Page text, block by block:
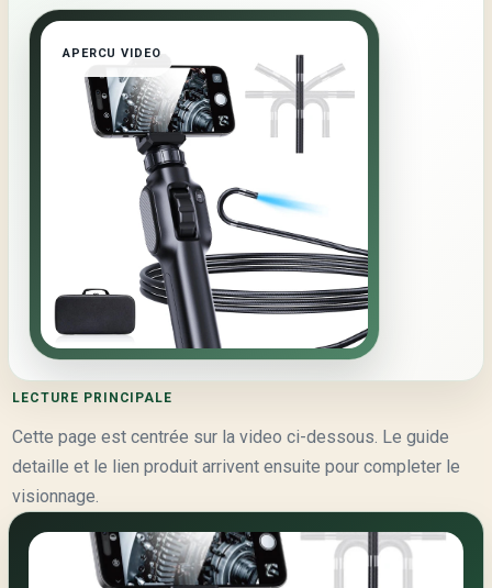
APERCU VIDEO
LECTURE PRINCIPALE
Cette page est centrée sur la video ci-dessous. Le guide
detaille et le lien produit arrivent ensuite pour completer le
visionnage.